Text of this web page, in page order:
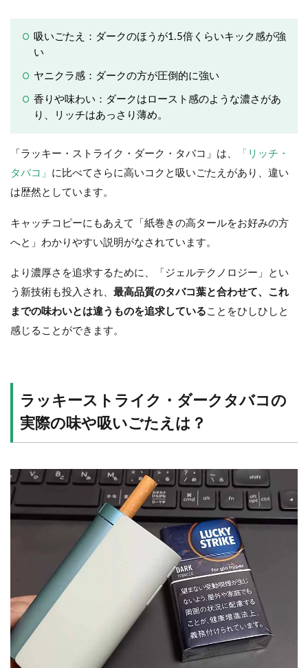
吸いごたえ：ダークのほうが1.5倍くらいキック感が強
い
ヤニクラ感：ダークの方が圧倒的に強い
香りや味わい：ダークはロースト感のような濃さがあ
り、リッチはあっさり薄め。
「ラッキー・ストライク・ダーク・タバコ」は、
「リッチ・
タバコ」 に比べてさらに高いコクと吸いごたえがあり、違い
は歴然としています。
キャッチコピーにもあえて「紙巻きの高タールをお好みの方
へと」わかりやすい説明がなされています。
より濃厚さを追求するために、「ジェルテクノロジー」とい
う新技術も投入され、 最高品質のタバコ葉と合わせて、これ
までの味わいとは違うものを追求している ことをひしひしと
感じることができます。
ラッキーストライク・ダークタバコの
実際の味や吸いごたえは？